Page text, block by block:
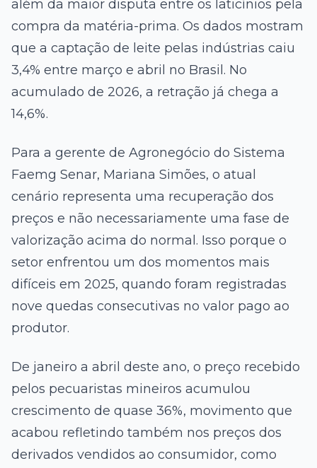
além da maior disputa entre os laticínios pela
compra da matéria-prima. Os dados mostram
que a captação de leite pelas indústrias caiu
3,4% entre março e abril no Brasil. No
acumulado de 2026, a retração já chega a
14,6%.
Para a gerente de Agronegócio do Sistema
Faemg Senar, Mariana Simões, o atual
cenário representa uma recuperação dos
preços e não necessariamente uma fase de
valorização acima do normal. Isso porque o
setor enfrentou um dos momentos mais
difíceis em 2025, quando foram registradas
nove quedas consecutivas no valor pago ao
produtor.
De janeiro a abril deste ano, o preço recebido
pelos pecuaristas mineiros acumulou
crescimento de quase 36%, movimento que
acabou refletindo também nos preços dos
derivados vendidos ao consumidor, como